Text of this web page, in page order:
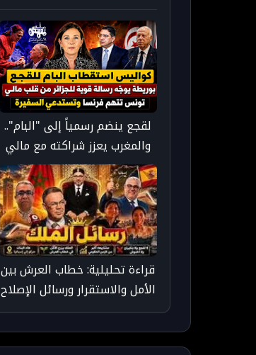
لقجع ينضم رسمياً إلى "البام"..
والمغرب يعزز شراكته مع مالي
وسط تحديات إقليمية
قراءة تحليلية: خطاب العرش بين
الأمل والاستقرار ورسائل الإصلاح